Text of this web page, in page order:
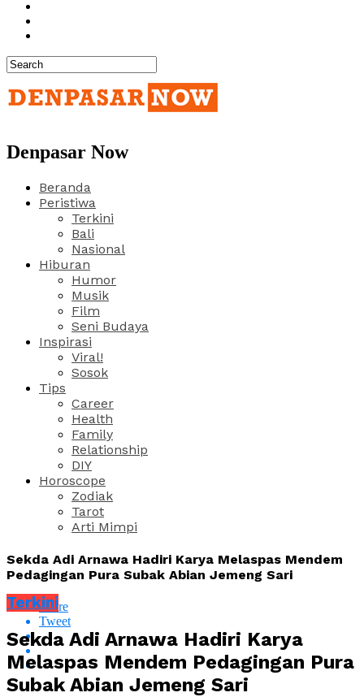
Denpasar Now
Beranda
Peristiwa
Terkini
Bali
Nasional
Hiburan
Humor
Musik
Film
Seni Budaya
Inspirasi
Viral!
Sosok
Tips
Career
Health
Family
Relationship
DIY
Horoscope
Zodiak
Tarot
Arti Mimpi
Sekda Adi Arnawa Hadiri Karya Melaspas Mendem
Pedagingan Pura Subak Abian Jemeng Sari
Share
Tweet
Terkini
Sekda Adi Arnawa Hadiri Karya
Melaspas Mendem Pedagingan Pura
Subak Abian Jemeng Sari